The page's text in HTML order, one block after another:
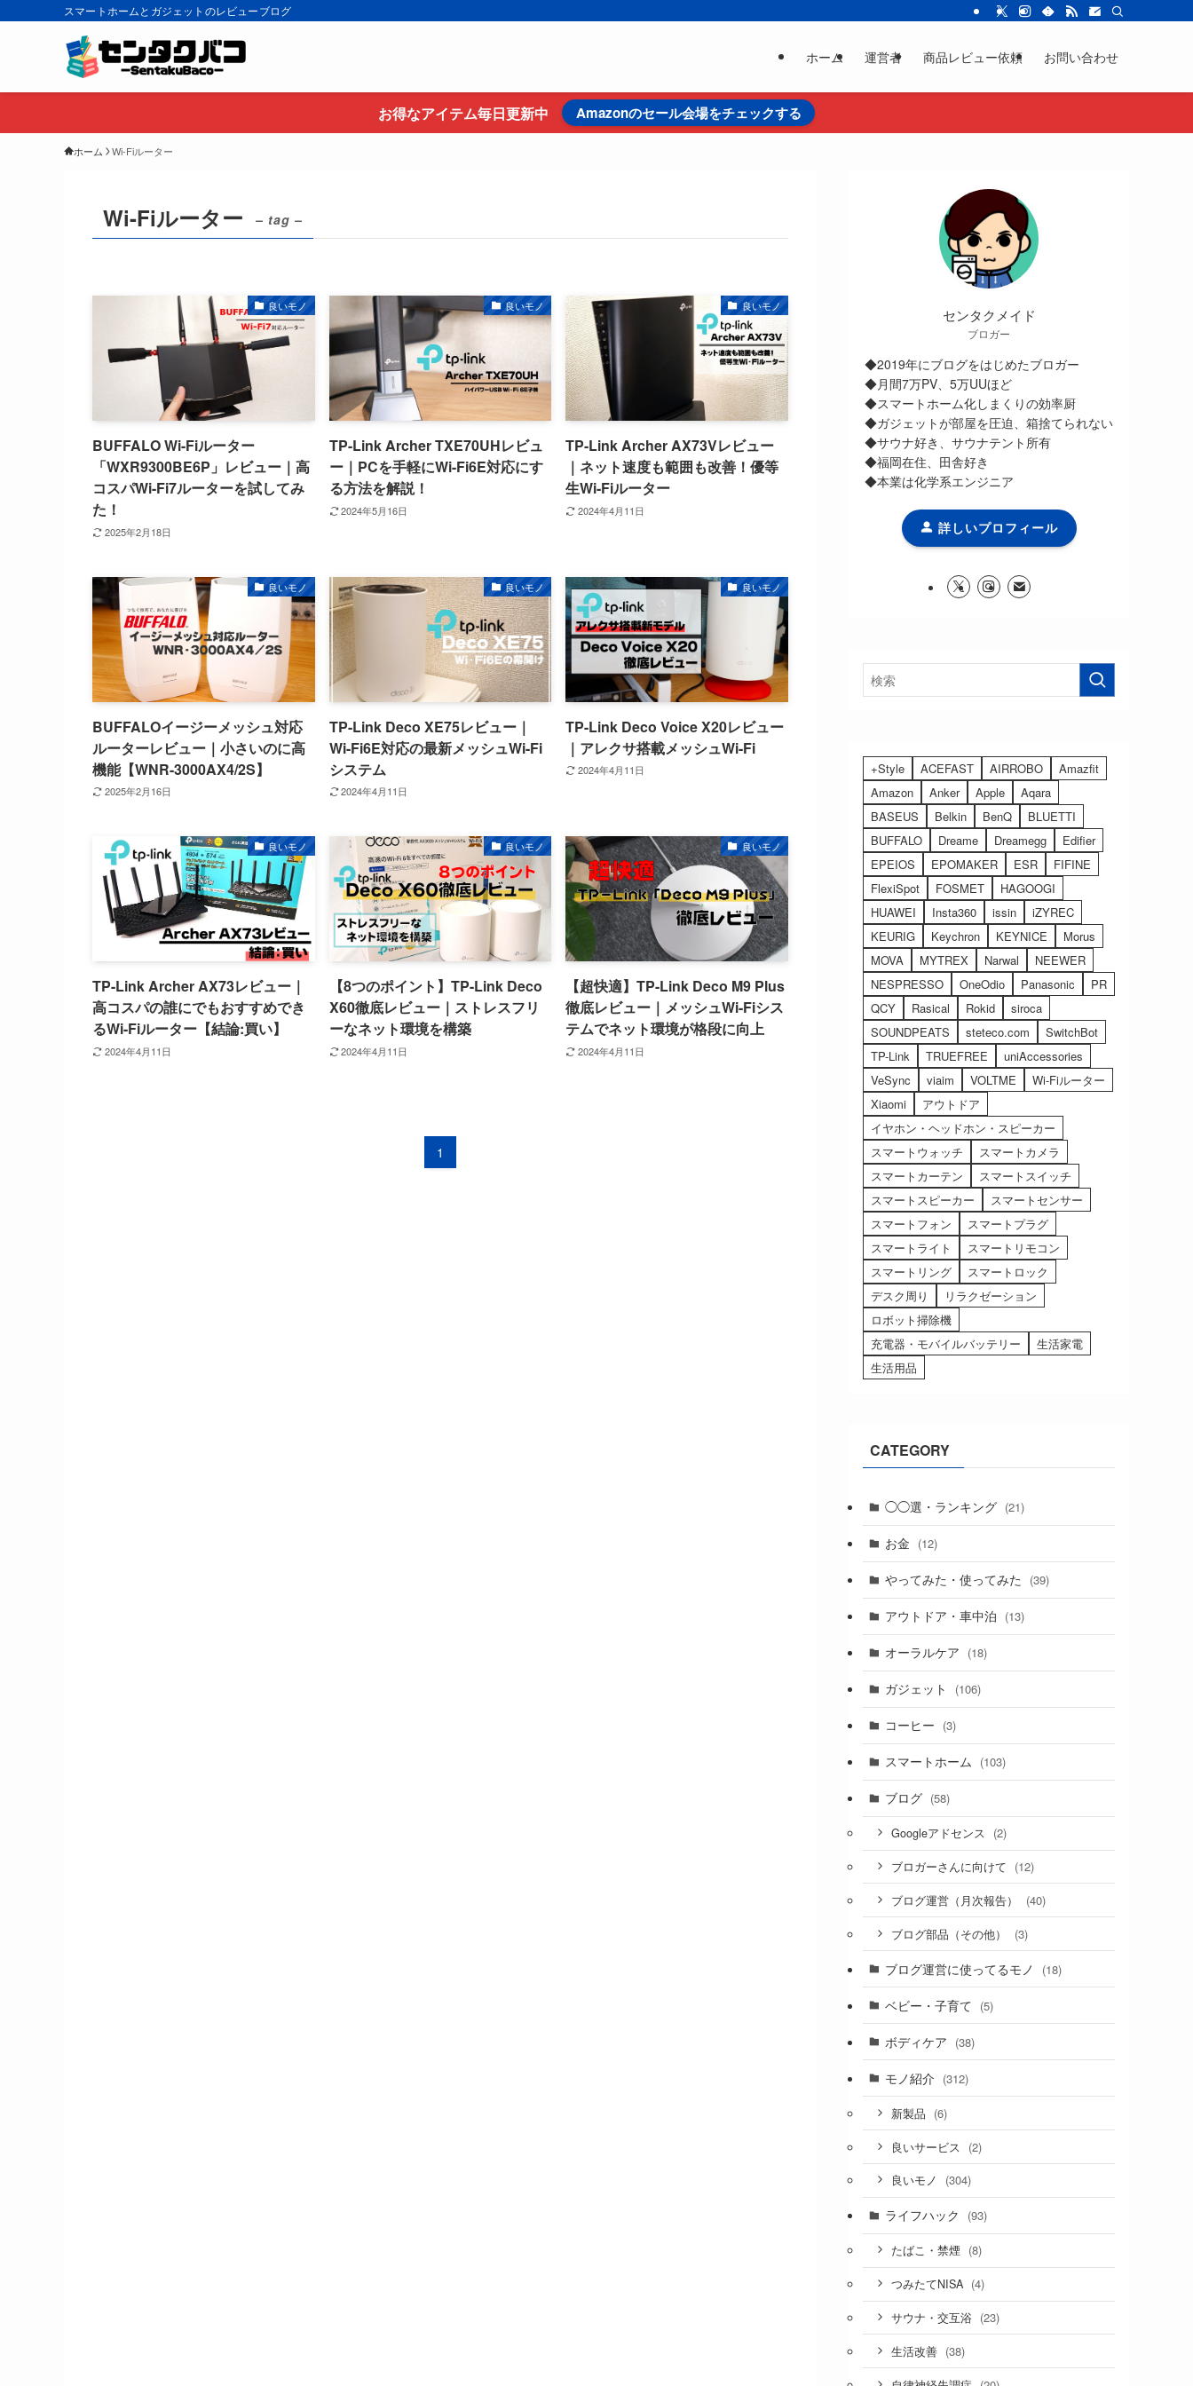
スマートホームとガジェットのレビューブログ
ホーム 運営者 商品レビュー依頼 お問い合わせ
お得なアイテム毎日更新中 Amazonのセール会場をチェックする
ホーム Wi-Fiルーター
Wi-Fiルーター – tag –
良いモノ
BUFFALO Wi-Fiルーター
「WXR9300BE6P」レビュー｜高
コスパWi-Fi7ルーターを試してみ
た！
2025年2月18日
良いモノ
TP-Link Archer TXE70UHレビュ
ー｜PCを手軽にWi-Fi6E対応にす
る方法を解説！
2024年5月16日
良いモノ
TP-Link Archer AX73Vレビュー
｜ネット速度も範囲も改善！優等
生Wi-Fiルーター
2024年4月11日
良いモノ
BUFFALOイージーメッシュ対応
ルーターレビュー｜小さいのに高
機能【WNR-3000AX4/2S】
2025年2月16日
良いモノ
TP-Link Deco XE75レビュー｜
Wi-Fi6E対応の最新メッシュWi-Fi
システム
2024年4月11日
良いモノ
TP-Link Deco Voice X20レビュー
｜アレクサ搭載メッシュWi-Fi
2024年4月11日
良いモノ
TP-Link Archer AX73レビュー｜
高コスパの誰にでもおすすめでき
るWi-Fiルーター【結論:買い】
2024年4月11日
良いモノ
【8つのポイント】TP-Link Deco
X60徹底レビュー｜ストレスフリ
ーなネット環境を構築
2024年4月11日
良いモノ
【超快適】TP-Link Deco M9 Plus
徹底レビュー｜メッシュWi-Fiシス
テムでネット環境が格段に向上
2024年4月11日
1
センタクメイド
ブロガー
◆2019年にブログをはじめたブロガー
◆月間7万PV、5万UUほど
◆スマートホーム化しまくりの効率厨
◆ガジェットが部屋を圧迫、箱捨てられない
◆サウナ好き、サウナテント所有
◆福岡在住、田舎好き
◆本業は化学系エンジニア
詳しいプロフィール
+Style ACEFAST AIRROBO
Amazfit
Amazon
Anker Apple
Aqara
BASEUS
Belkin BenQ
BLUETTI
BUFFALO
Dreame Dreamegg
Edifier
EPEIOS
EPOMAKER ESR
FIFINE
FlexiSpot
FOSMET
HAGOOGI
HUAWEI
Insta360 issin
iZYREC
KEURIG
Keychron KEYNICE
Morus
MOVA
MYTREX Narwal
NEEWER
NESPRESSO
OneOdio Panasonic
PR
QCY
Rasical Rokid
siroca
SOUNDPEATS
steteco.com
SwitchBot
TP-Link
TRUEFREE
uniAccessories
VeSync
viaim VOLTME
Wi-Fiルーター
Xiaomi
アウトドア
イヤホン・ヘッドホン・スピーカー
スマートウォッチ
スマートカメラ
スマートカーテン
スマートスイッチ
スマートスピーカー
スマートセンサー
スマートフォン
スマートプラグ
スマートライト
スマートリモコン
スマートリング
スマートロック
デスク周り
リラクゼーション
ロボット掃除機
充電器・モバイルバッテリー
生活家電
生活用品
CATEGORY
◯◯選・ランキング (21)
お金 (12)
やってみた・使ってみた (39)
アウトドア・車中泊 (13)
オーラルケア (18)
ガジェット (106)
コーヒー (3)
スマートホーム (103)
ブログ (58)
Googleアドセンス (2)
ブロガーさんに向けて (12)
ブログ運営（月次報告） (40)
ブログ部品（その他） (3)
ブログ運営に使ってるモノ (18)
ベビー・子育て (5)
ボディケア (38)
モノ紹介 (312)
新製品 (6)
良いサービス (2)
良いモノ (304)
ライフハック (93)
たばこ・禁煙 (8)
つみたてNISA (4)
サウナ・交互浴 (23)
生活改善 (38)